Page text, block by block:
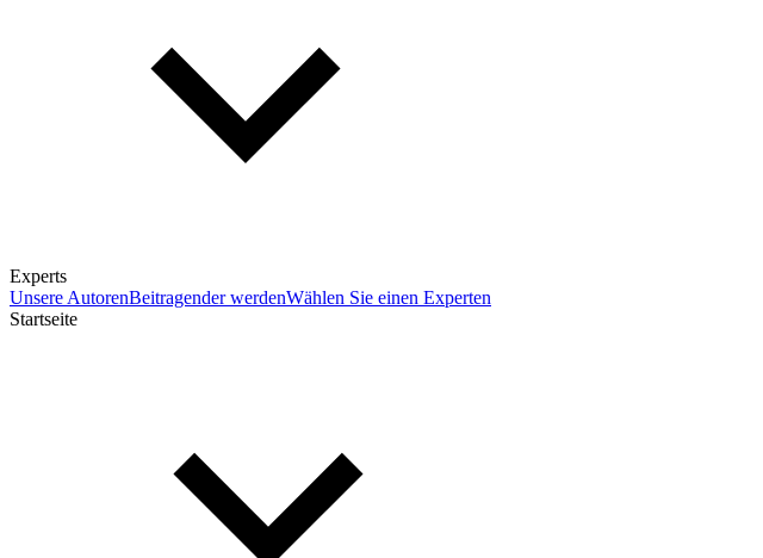
Experts
Unsere AutorenBeitragender werdenWählen Sie einen Experten
Startseite